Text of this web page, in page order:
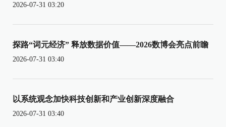
2026-07-31 03:20
探路“词元经济” 释放数据价值——2026数博会亮点前瞻
2026-07-31 03:40
以系统观念加快科技创新和产业创新深度融合
2026-07-31 03:40